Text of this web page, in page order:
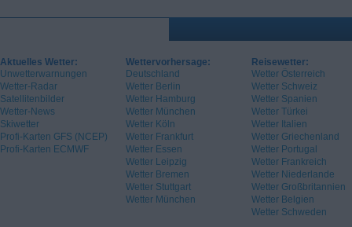
Aktuelles Wetter:
Unwetterwarnungen
Wetter-Radar
Satellitenbilder
Wetter-News
Skiwetter
Profi-Karten GFS (NCEP)
Profi-Karten ECMWF
Wettervorhersage:
Deutschland
Wetter Berlin
Wetter Hamburg
Wetter München
Wetter Köln
Wetter Frankfurt
Wetter Essen
Wetter Leipzig
Wetter Bremen
Wetter Stuttgart
Wetter München
Reisewetter:
Wetter Österreich
Wetter Schweiz
Wetter Spanien
Wetter Türkei
Wetter Italien
Wetter Griechenland
Wetter Portugal
Wetter Frankreich
Wetter Niederlande
Wetter Großbritannien
Wetter Belgien
Wetter Schweden